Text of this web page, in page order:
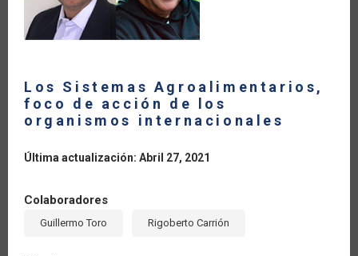
Los Sistemas Agroalimentarios,
foco de acción de los
organismos internacionales
Última actualización: Abril 27, 2021
Colaboradores
Guillermo Toro Rigoberto Carrión